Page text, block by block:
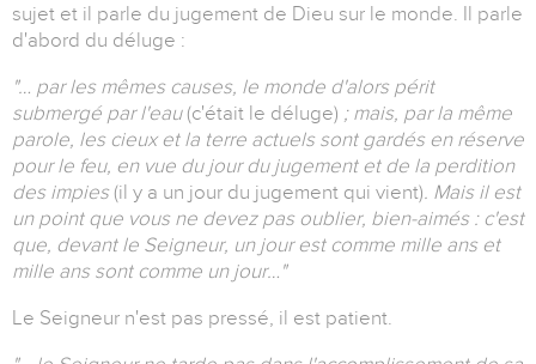
sujet et il parle du jugement de Dieu sur le monde. Il parle
d'abord du déluge :
"… par les mêmes causes, le monde d'alors périt
submergé par l'eau (c'était le déluge) ; mais, par la même
parole, les cieux et la terre actuels sont gardés en réserve
pour le feu, en vue du jour du jugement et de la perdition
des impies (il y a un jour du jugement qui vient) . Mais il est
un point que vous ne devez pas oublier, bien-aimés : c'est
que, devant le Seigneur, un jour est comme mille ans et
mille ans sont comme un jour…"
Le Seigneur n'est pas pressé, il est patient.